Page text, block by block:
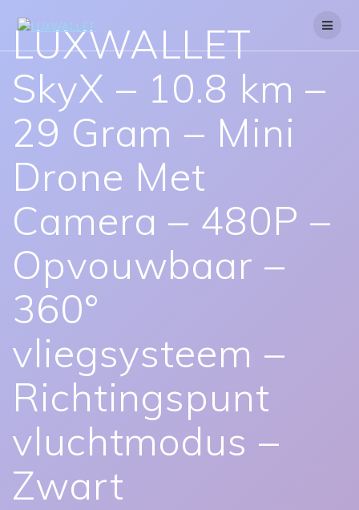
LUXWALLET
SkyX – 10.8 km –
29 Gram – Mini
Drone Met
Camera – 480P –
Opvouwbaar –
360°
vliegsysteem –
Richtingspunt
vluchtmodus –
Zwart